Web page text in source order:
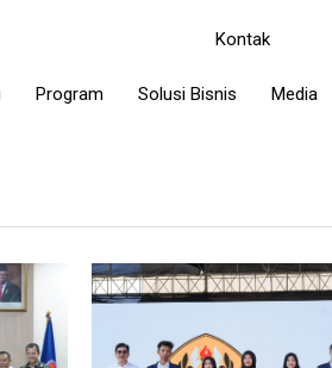
Kontak
Program Solusi Bisnis Media